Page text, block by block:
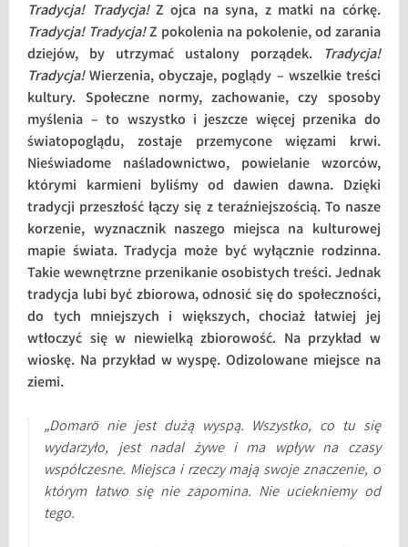
Tradycja! Tradycja!Z ojca na syna, z matki na córkę.
Tradycja! Tradycja!Z pokolenia na pokolenie, od zarania
dziejów, by utrzymać ustalony porządek.
Tradycja!
Tradycja!Wierzenia, obyczaje, poglądy – wszelkie treści
kultury. Społeczne normy, zachowanie, czy sposoby
myślenia – to wszystko i jeszcze więcej przenika do
światopoglądu, zostaje przemycone więzami krwi.
Nieświadome naśladownictwo, powielanie wzorców,
którymi karmieni byliśmy od dawien dawna. Dzięki
tradycji przeszłość łączy się z teraźniejszością. To nasze
korzenie, wyznacznik naszego miejsca na kulturowej
mapie świata. Tradycja może być wyłącznie rodzinna.
Takie wewnętrzne przenikanie osobistych treści. Jednak
tradycja lubi być zbiorowa, odnosić się do społeczności,
do tych mniejszych i większych, chociaż łatwiej jej
wtłoczyć się w niewielką zbiorowość. Na przykład w
wioskę. Na przykład w wyspę. Odizolowane miejsce na
ziemi.
„Domarö nie jest dużą wyspą. Wszystko, co tu się
wydarzyło, jest nadal żywe i ma wpływ na czasy
współczesne. Miejsca i rzeczy mają swoje znaczenie, o
którym łatwo się nie zapomina. Nie uciekniemy od
tego.